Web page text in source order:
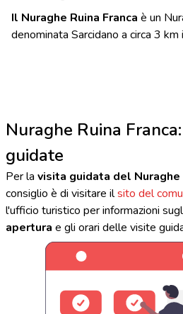
Il Nuraghe Ruina Franca è un
denominata Sarcidano a circa 3 km
Nuraghe Ruina
guidate
Per la visita guidata del Nuraghe
consiglio è di visitare ilsito del
l'ufficio turistico per informazioni
apertura e gli orari delle visite